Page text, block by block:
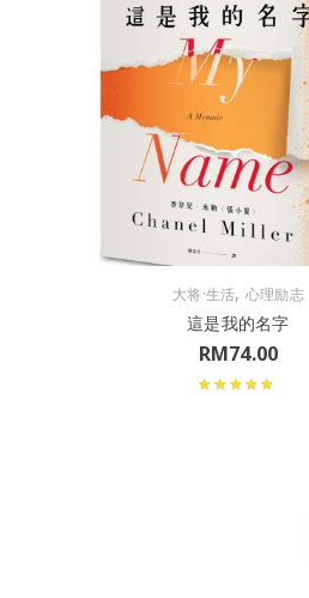
大将·生活, 心理励志
這是我的名字
RM74.00